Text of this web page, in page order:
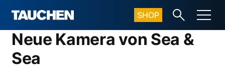
SHOP
Neue Kamera von Sea &
Sea